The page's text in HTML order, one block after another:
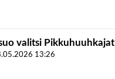
valitsi Pikkuhuuhkajat
13:26